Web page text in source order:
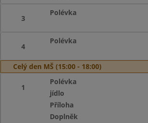
3
Polévka
4
Polévka
Celý den MŠ (15:00 - 18:00)
1
Polévka
jídlo
Příloha
Doplněk